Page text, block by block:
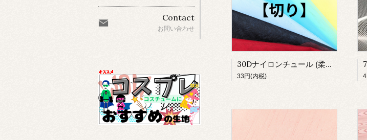
30Dナイロンチュール (柔らかめ)
33円(内税)
Contact
お問い合わせ